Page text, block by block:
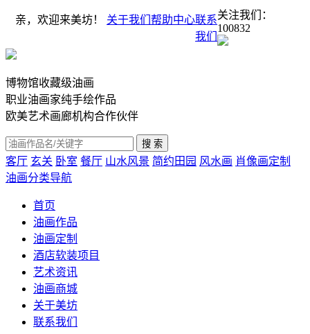
亲，欢迎来美坊！ 关于我们 帮助中心联系
我们
关注我们：
100832
博物馆收藏级油画
职业油画家纯手绘作品
欧美艺术画廊机构合作伙伴
客厅 玄关 卧室 餐厅 山水风景 简约田园 风水画 肖像画定制
油画分类导航
首页
油画作品
油画定制
酒店软装项目
艺术资讯
油画商城
关于美坊
联系我们